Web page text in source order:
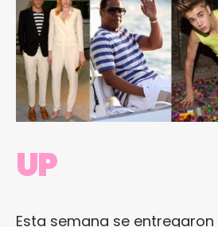
UP
Esta semana se entregaron